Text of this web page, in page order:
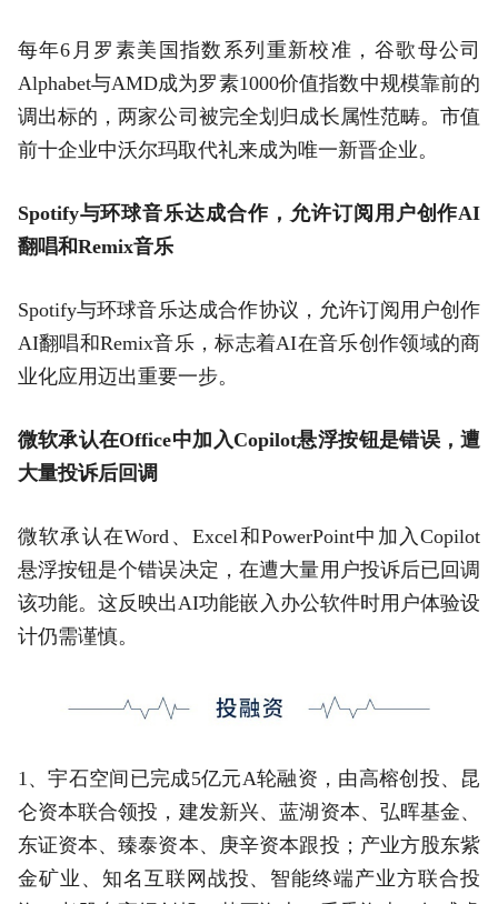
每年6月罗素美国指数系列重新校准，谷歌母公司
Alphabet与AMD成为罗素1000价值指数中规模靠前的
调出标的，两家公司被完全划归成长属性范畴。市值
前十企业中沃尔玛取代礼来成为唯一新晋企业。
Spotify与环球音乐达成合作，允许订阅用户创作AI
翻唱和Remix音乐
Spotify与环球音乐达成合作协议，允许订阅用户创作
AI翻唱和Remix音乐，标志着AI在音乐创作领域的商
业化应用迈出重要一步。
微软承认在Office中加入Copilot悬浮按钮是错误，遭
大量投诉后回调
微软承认在Word、Excel和PowerPoint中加入Copilot
悬浮按钮是个错误决定，在遭大量用户投诉后已回调
该功能。这反映出AI功能嵌入办公软件时用户体验设
计仍需谨慎。
1、宇石空间已完成5亿元A轮融资，由高榕创投、昆
仑资本联合领投，建发新兴、蓝湖资本、弘晖基金、
东证资本、臻泰资本、庚辛资本跟投；产业方股东紫
金矿业、知名互联网战投、智能终端产业方联合投